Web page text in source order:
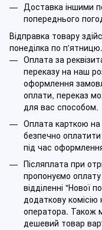
Доставка іншими
попереднього
Відправка товару
понеділка по п'ятницю.
Оплата за
переказу на наш
оформлення
оплати, переказ
для вас способом.
Оплата карткою
безпечно
під час
Післяплата при
пропонуємо
відділенні "Нової
додаткову комісію
оператора. Також
дешевий товар